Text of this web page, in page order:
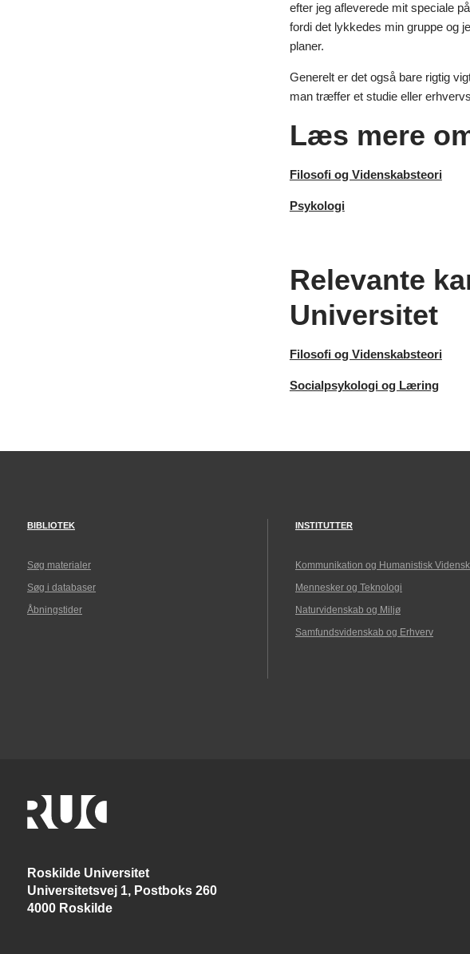
efter jeg afleverede mit speciale
fordi det lykkedes min gruppe og
planer.
Generelt er det også bare rigtig
man træffer et studie eller
Læs mere
Filosofi og Videnskabsteori
Psykologi
Relevante
Universitet
Filosofi og Videnskabsteori
Socialpsykologi og Læring
BIBLIOTEK
Søg materialer
Søg i databaser
Åbningstider
INSTITUTTER
Kommunikation og Humanistisk
Mennesker og Teknologi
Naturvidenskab og Miljø
Samfundsvidenskab og Erhverv
Roskilde Universitet
Universitetsvej 1, Postboks 260
4000 Roskilde